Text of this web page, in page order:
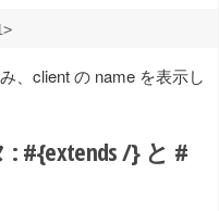
、client の name を表示し
#{extends /} と #